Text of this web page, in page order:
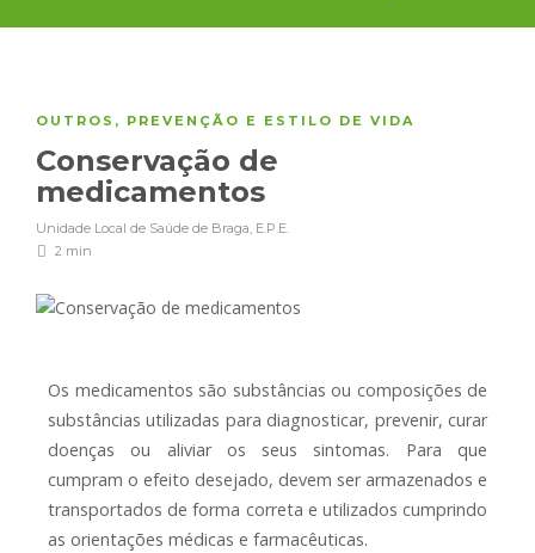
OUTROS , PREVENÇÃO E ESTILO DE VIDA
Conservação de
medicamentos
Unidade Local de Saúde de Braga, E.P.E.
2 min
Os medicamentos são substâncias ou composições de
substâncias utilizadas para diagnosticar, prevenir, curar
doenças ou aliviar os seus sintomas. Para que
cumpram o efeito desejado, devem ser armazenados e
transportados de forma correta e utilizados cumprindo
as orientações médicas e farmacêuticas.